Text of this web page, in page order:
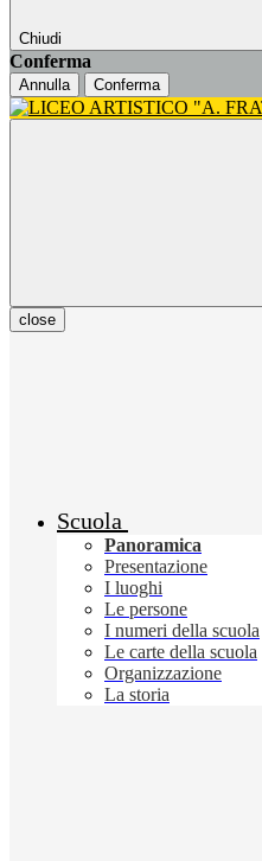
Chiudi
Conferma
Annulla Conferma
close
Scuola
Panoramica
Presentazione
I luoghi
Le persone
I numeri della scuola
Le carte della scuola
Organizzazione
La storia